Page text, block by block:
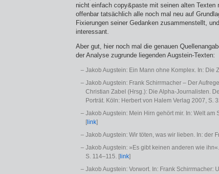
nicht einfach copy&paste mit seinen alten Texten
offenbar tatsächlich alle noch mal neu auf
Fixierungen seiner Gedanken zusammenstellt,
interessant.
Aber gut, hier noch mal die genauen
der Analyse zugrunde liegenden Augstein-Texten:
Jakob Augstein: Ein Mann ohne Komplex. In: Die
Jakob Augstein: Frank Schirrmacher – Der
Christian Zabel (Hrsg.): Die Alpha-Journalisten.
Porträt. Köln: Herbert von Halem Verlag 2007, S.
Jakob Augstein: Mein Hirn gehört mir. In: Welt am
[ link]
Jakob Augstein: Wir töten, was wir lieben. In: der
Jakob Augstein: »Es gibt keinen anderen wie
S. 114–115. [ link]
Jakob Augstein: Vorwort. In: Frank Schirrmacher: